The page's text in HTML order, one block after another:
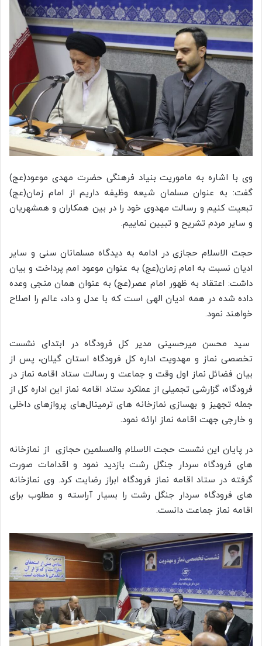
وی با اشاره به ماموریت بنیاد فرهنگی حضرت مهدی موعود(عج)
گفت: به عنوان مسلمان شیعه وظیفه داریم از امام زمان(عج)
تبعیت کنیم و رسالت مهدوی خود را در بین همکاران و همشهریان
و سایر مردم تشریح و تبیین نماییم.
حجت الاسلام حجازی در ادامه به دیدگاه مسلمانان سنی و سایر
ادیان نسبت به امام زمان(عج) به عنوان موعود امم پرداخت و بیان
داشت: اعتقاد به ظهور امام عصر(عج) به عنوان همان منجی وعده
داده شده در همه ادیان الهی است که با عدل و داد، عالم را اصلاح
خواهند نمود.
سید محسن میرحسینی مدیر کل فرودگاه در ابتدای نشست
تخصصی نماز و مهدویت اداره کل فرودگاه استان گیلان، پس از
بیان فضائل نماز اول وقت و جماعت و رسالت ستاد اقامه نماز در
فرودگاه، گزارشی تجمیلی از عملکرد ستاد اقامه نماز این اداره کل از
جمله تجهیز و بهسازی نمازخانه های ترمینال‌های پروازهای داخلی
و خارجی جهت اقامه نماز ارائه نمود.
در پایان این نشست حجت الاسلام والمسلمین حجازی از نمازخانه
های فرودگاه سردار جنگل رشت بازدید نمود و اقدامات صورت
گرفته در ستاد اقامه نماز فرودگاه ابراز رضایت کرد. وی نمازخانه
های فرودگاه سردار جنگل رشت را بسیار آراسته و مطلوب برای
اقامه نماز جماعت دانست.